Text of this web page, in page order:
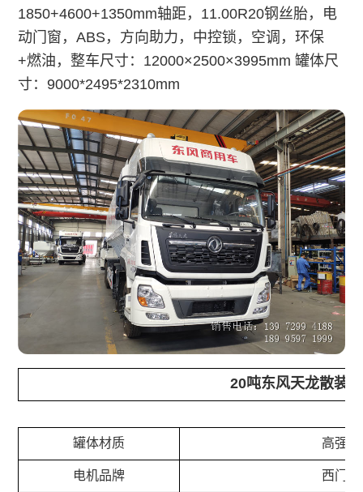
1850+4600+1350mm轴距，11.00R20钢丝胎，电
动门窗，ABS，方向助力，中控锁，空调，环保
+燃油，整车尺寸：12000×2500×3995mm 罐体尺
寸：9000*2495*2310mm
20吨东风天龙散装
罐体材质 高强钢
电机品牌 西门子